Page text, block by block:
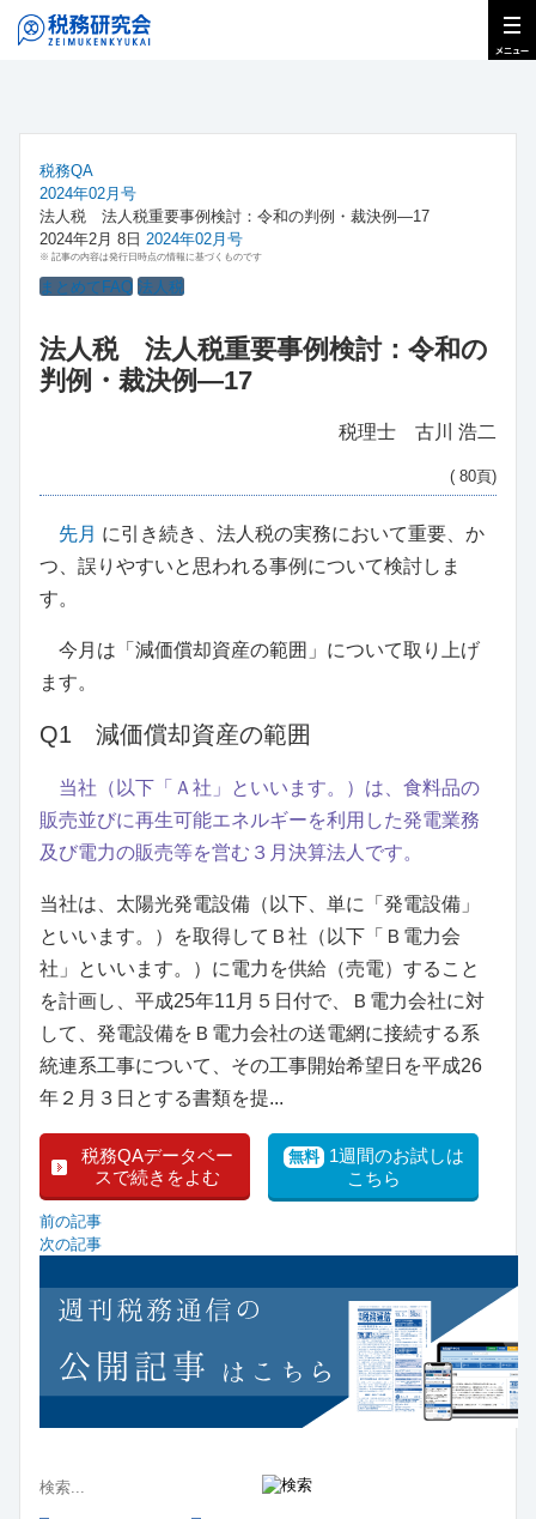
税務QA
2024年02月号
法人税 法人税重要事例検討：令和の判例・裁決例―17
2024年2月 8日 2024年02月号
※ 記事の内容は発行日時点の情報に基づくものです
まとめてFAQ 法人税
法人税 法人税重要事例検討：令和の
判例・裁決例―17
税理士 古川 浩二
( 80頁)
先月 に引き続き、法人税の実務において重要、か
つ、誤りやすいと思われる事例について検討しま
す。
今月は「減価償却資産の範囲」について取り上げ
ます。
Q1 減価償却資産の範囲
当社（以下「Ａ社」といいます。）は、食料品の
販売並びに再生可能エネルギーを利用した発電業務
及び電力の販売等を営む３月決算法人です。
当社は、太陽光発電設備（以下、単に「発電設備」
といいます。）を取得してＢ社（以下「Ｂ電力会
社」といいます。）に電力を供給（売電）すること
を計画し、平成25年11月５日付で、Ｂ電力会社に対
して、発電設備をＢ電力会社の送電網に接続する系
統連系工事について、その工事開始希望日を平成26
年２月３日とする書類を提...
税務QAデータベー
スで続きをよむ
無料 1週間のお試しは
こちら
前の記事
次の記事